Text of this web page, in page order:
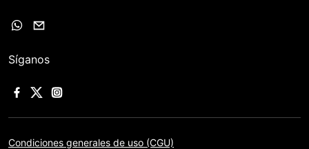
Síganos
Condiciones generales de uso (CGU)